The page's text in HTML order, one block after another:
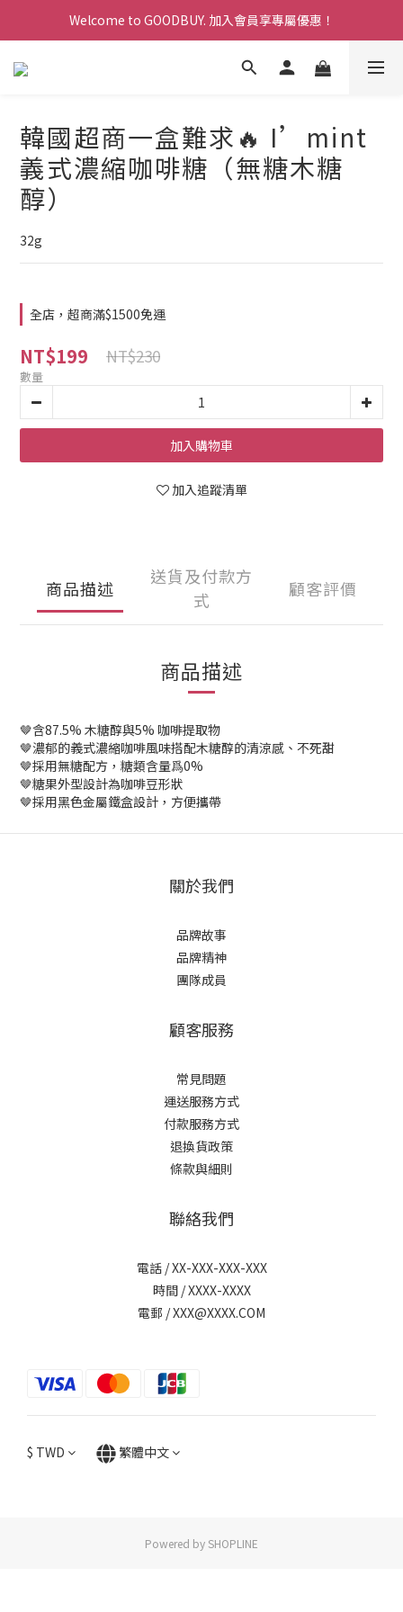
Welcome to GOODBUY. 加入會員享專屬優惠！
Welcome to GOODBUY. 加入會員享專屬優惠！
寵愛計畫:消費累計點數換現金折扣，折抵無上限！
韓國超商一盒難求🔥 I’mint
義式濃縮咖啡糖（無糖木糖
醇）
32g
全店，超商滿$1500免運
NT$199 NT$230
數量
加入購物車
加入追蹤清單
商品描述
送貨及付款方
式
顧客評價
商品描述
🤎含87.5% 木糖醇與5% 咖啡提取物
🤎濃郁的義式濃縮咖啡風味搭配木糖醇的清涼感、不死甜
🤎採用無糖配方，糖類含量爲0%
🤎糖果外型設計為咖啡豆形狀
🤎採用黑色金屬鐵盒設計，方便攜帶
關於我們
品牌故事
品牌精神
團隊成員
顧客服務
常見問題
運送服務方式
付款服務方式
退換貨政策
條款與細則
聯絡我們
電話 / XX-XXX-XXX-XXX
時間 / XXXX-XXXX
電郵 / XXX@XXXX.COM
$ TWD 繁體中文
Powered by SHOPLINE